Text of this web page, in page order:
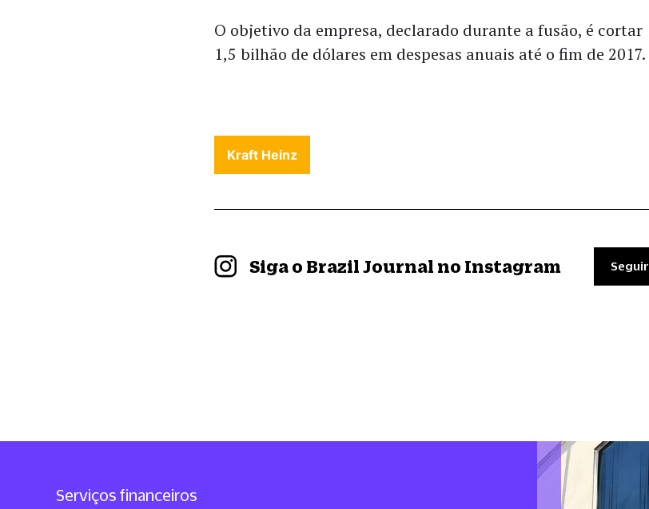
O objetivo da empresa, declarado durante a fusão, é cortar
1,5 bilhão de dólares em despesas anuais até o fim de 2017.
Kraft Heinz
Siga o Brazil Journal no Instagram Seguir
Serviços financeiros